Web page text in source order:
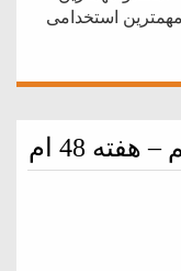
– هفته 48 ام کندومهمترین استخدامی
48 ام